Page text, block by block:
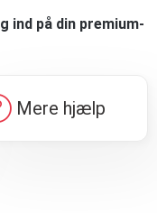
ind på din premium-
Mere hjælp